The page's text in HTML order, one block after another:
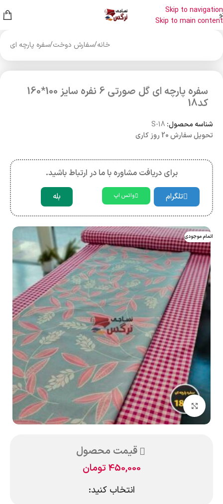
Skip to navigation
Skip to main content
خانه/سفارش دوخت/سفره پارچه ای
سفره پارچه ای گل صورتی 6 نفره سایز 100*160
کد18
شناسه محصول: S-18
تحویل سفارش 20 روز کاری
برای دریافت مشاوره با ما در ارتباط باشید.
تلگرام واتس اپ بله
اتمام موجودی
بزرگنمایی تصویر
قیمت محصول
450,000تومان
انتخاب کنید: